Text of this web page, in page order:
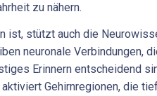
zu nähern.
ist, stützt auch die
neuronale Verbindungen,
Erinnern entscheidend
Gehirnregionen, die